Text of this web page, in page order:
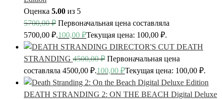
Оценка 5.00 из 5
5700,00₽ Первоначальная цена составляла
5700,00 ₽.100,00 ₽Текущая цена: 100,00 ₽.
DEATH
STRANDING 4500,00₽ Первоначальная цена
составляла 4500,00 ₽.100,00 ₽Текущая цена: 100,00 ₽.
DEATH STRANDING 2: ON THE BEACH Digital Deluxe